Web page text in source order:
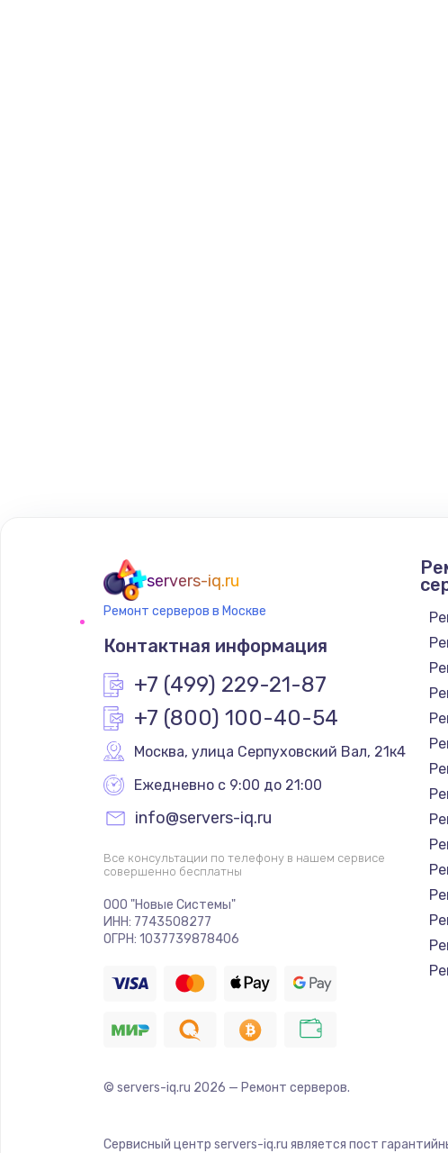
servers-iq.ru
Ремонт серверов в Москве
Контактная информация
+7 (499) 229-21-87
+7 (800) 100-40-54
Москва, улица Серпуховский Вал, 21к4
Ежедневно с 9:00 до 21:00
info@servers-iq.ru
Все консультации по телефону в нашем сервисе
совершенно бесплатны
ООО "Новые Системы"
ИНН: 7743508277
ОГРН: 1037739878406
© servers-iq.ru 2026 — Ремонт серверов.
Сервисный центр servers-iq.ru является пост